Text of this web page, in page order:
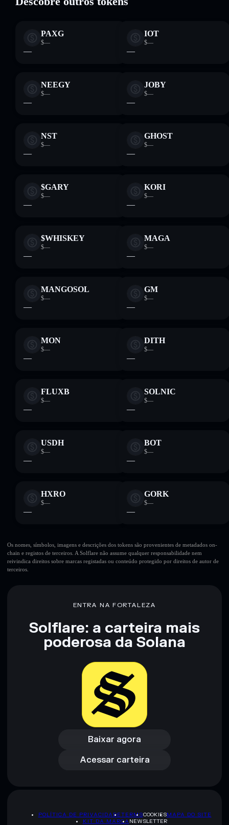
PAXG
$—
—
IOT
$—
—
NEEGY
$—
—
JOBY
$—
—
NST
$—
—
GHOST
$—
—
$GARY
$—
—
KORI
$—
—
$WHISKEY
$—
—
MAGA
$—
—
MANGOSOL
$—
—
GM
$—
—
MON
$—
—
DITH
$—
—
FLUXB
$—
—
SOLNIC
$—
—
USDH
$—
—
BOT
$—
—
HXRO
$—
—
GORK
$—
—
Os nomes, símbolos, imagens e descrições dos tokens são provenientes de metadados on-
chain e registos de terceiros. A Solflare não assume qualquer responsabilidade nem
reivindica direitos sobre marcas registadas ou conteúdo protegido por direitos de autor de
terceiros.
ENTRA NA FORTALEZA
Solflare: a carteira mais
poderosa da Solana
Baixar agora
Baixar agora
Acessar carteira
Acessar carteira
POLÍTICA DE PRIVACIDADETERMSCOOKIESMAPA DO SITE
KIT DA MARCA NEWSLETTER